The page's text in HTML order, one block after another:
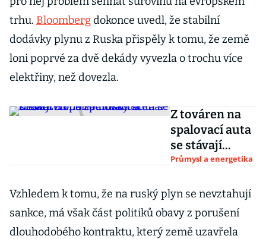
trhu. Bloombergdokonce uvedl, že stabilní
dodávky plynu z Ruska přispěly k tomu, že země
loni poprvé za dvě dekády vyvezla o trochu více
elektřiny, než dovezla.
Z továren na
spalovací auta
se stávají
zombie. Čínský
Evropě
i autolandu
Česko
Průmysl a energetika
Vzhledem k tomu, že na ruský plyn se nevztahují
sankce, má však část politiků obavy z porušení
dlouhodobého kontraktu, který země uzavřela